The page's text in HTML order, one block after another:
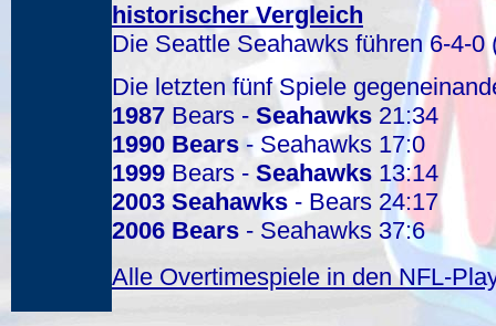
historischer Vergleich
Die Seattle Seahawks führen 6-4-0
Die letzten fünf Spiele
1987 Bears - Seahawks 21:34
1990 Bears- Seahawks 17:0
1999 Bears - Seahawks 13:14
2003 Seahawks - Bears 24:17
2006 Bears - Seahawks 37:6
Alle Overtimespiele in den NFL-